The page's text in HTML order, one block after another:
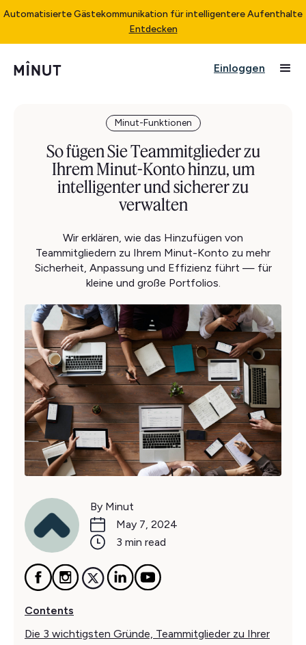
Automatisierte Gästekommunikation für intelligentere Aufenthalte
Entdecken
Einloggen
Minut-Funktionen
So fügen Sie Teammitglieder zu
Ihrem Minut-Konto hinzu, um
intelligenter und sicherer zu
verwalten
Wir erklären, wie das Hinzufügen von
Teammitgliedern zu Ihrem Minut-Konto zu mehr
Sicherheit, Anpassung und Effizienz führt — für
kleine und große Portfolios.
By Minut
May 7, 2024
3 min read
Contents
Die 3 wichtigsten Gründe, Teammitglieder zu Ihrer